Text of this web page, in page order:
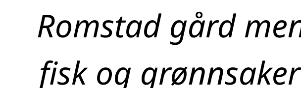
Romstad gård
fisk og